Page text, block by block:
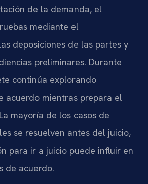
de la demanda, el
mediante el
deposiciones de las partes y
preliminares. Durante
continúa explorando
acuerdo mientras prepara el
mayoría de los casos de
se resuelven antes del juicio,
para ir a juicio puede influir en
de acuerdo.